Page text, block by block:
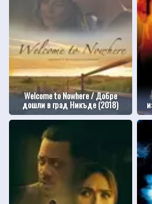
Welcome to Nowhere / Добре
дошли в град Никъде (2018)